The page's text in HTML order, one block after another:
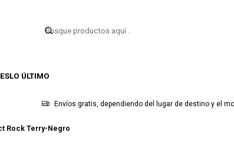
LO ÚLTIMO
Envíos gratis, dependiendo del lugar de destino y el
Rock Terry-Negro